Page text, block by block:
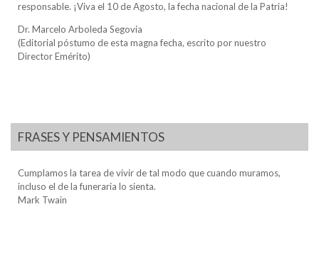
responsable. ¡Viva el 10 de Agosto, la fecha nacional de la Patria!
Dr. Marcelo Arboleda Segovia
(Editorial póstumo de esta magna fecha, escrito por nuestro
Director Emérito)
FRASES Y PENSAMIENTOS
Cumplamos la tarea de vivir de tal modo que cuando muramos,
incluso el de la funeraria lo sienta.
Mark Twain